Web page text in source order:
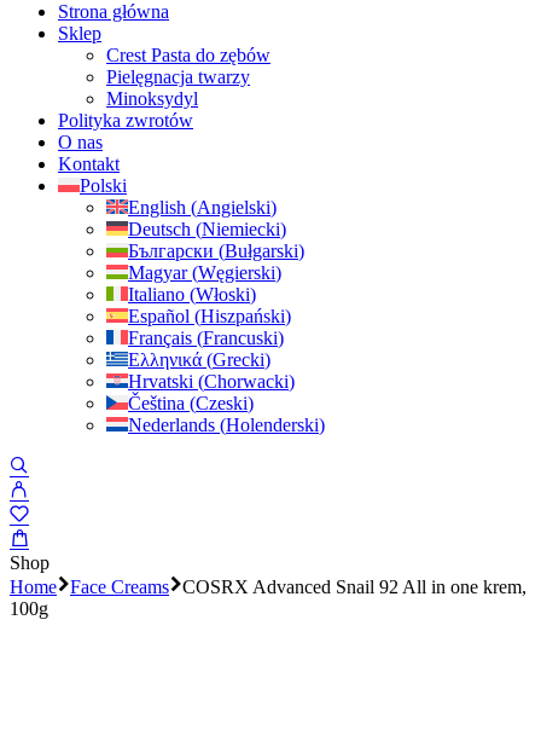
Strona główna
Sklep
Crest Pasta do zębów
Pielęgnacja twarzy
Minoksydyl
Polityka zwrotów
O nas
Kontakt
Polski
English (Angielski)
Deutsch (Niemiecki)
Български (Bułgarski)
Magyar(Węgierski)
Italiano (Włoski)
Español (Hiszpański)
Français (Francuski)
Ελληνικά (Grecki)
Hrvatski (Chorwacki)
Čeština (Czeski)
Nederlands (Holenderski)
Shop
Home
Face Creams
COSRX Advanced Snail 92 All in one krem,
100g